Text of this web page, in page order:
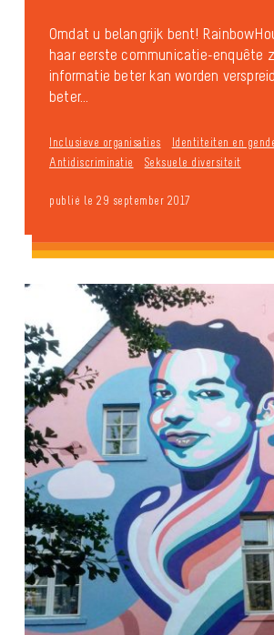
Omdat u belangrijk bent!
haar eerste communicatie-enquête
informatie beter kan worden
beter...
Inclusieve organisaties
Identiteiten en
Antidiscriminatie
Seksuele diversiteit
publié le 29 september 2017